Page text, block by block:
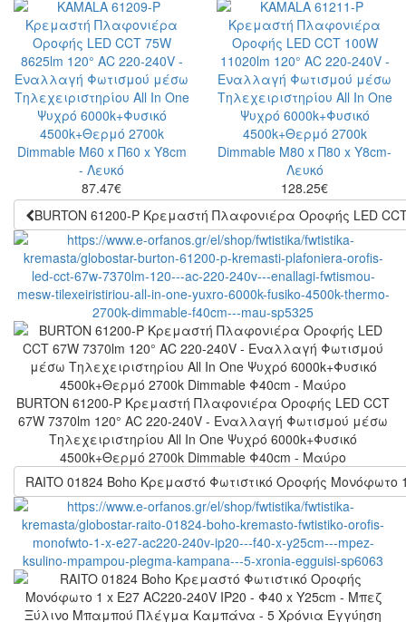
87.47€ 128.25€
BURTON 61200-P Κρεμαστή Πλαφονιέρα Οροφής LED
BURTON 61200-P Κρεμαστή Πλαφονιέρα Οροφής LED CCT
67W 7370lm 120° AC 220-240V - Εναλλαγή Φωτισμού μέσω
Τηλεχειριστηρίου All In One Ψυχρό 6000k+Φυσικό
4500k+Θερμό 2700k Dimmable Φ40cm - Μαύρο
RAITO 01824 Boho Κρεμαστό Φωτιστικό Οροφής